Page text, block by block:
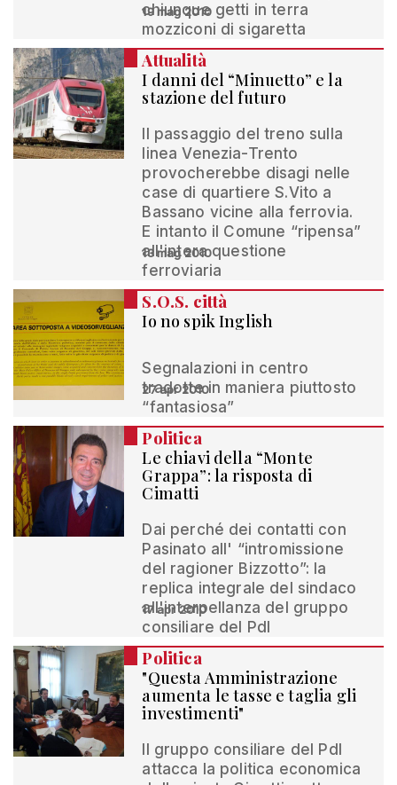
chiunque getti in terra
mozziconi di sigaretta
19 mag 2010
Attualità
I danni del “Minuetto” e la
stazione del futuro
Il passaggio del treno sulla
linea Venezia-Trento
provocherebbe disagi nelle
case di quartiere S.Vito a
Bassano vicine alla ferrovia.
E intanto il Comune “ripensa”
all'intera questione
ferroviaria
13 mag 2010
S.O.S. città
Io no spik Inglish
Segnalazioni in centro
tradotte in maniera piuttosto
“fantasiosa”
27 apr 2010
Politica
Le chiavi della “Monte
Grappa”: la risposta di
Cimatti
Dai perché dei contatti con
Pasinato all' “intromissione
del ragioner Bizzotto”: la
replica integrale del sindaco
all'interpellanza del gruppo
consiliare del Pdl
17 apr 2010
Politica
"Questa Amministrazione
aumenta le tasse e taglia gli
investimenti"
Il gruppo consiliare del Pdl
attacca la politica economica